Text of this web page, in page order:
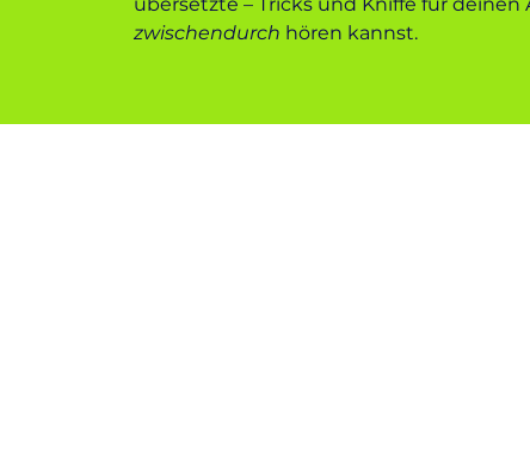
zwischendurch hören kannst.